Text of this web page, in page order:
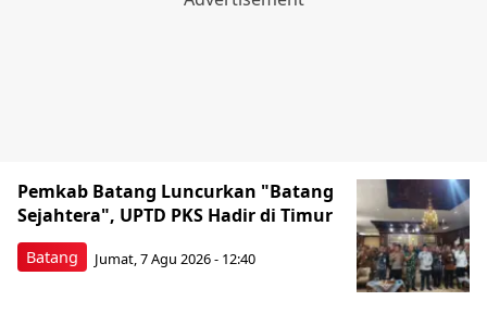
Batang
Pemkab Batang Luncurkan "Batang
Sejahtera", UPTD PKS Hadir di Timur
Jumat, 7 Agu 2026 - 12:40